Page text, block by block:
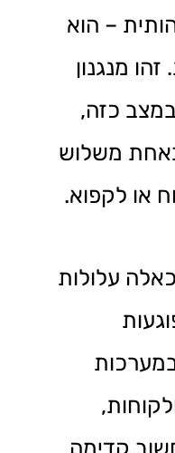
– הוא
מנגנון
במצב כזה,
משלוש
או לקפוא.
עלולות